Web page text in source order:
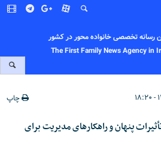
رسانه تخصصی خانواده محور در کشور
The First Family News Agency in
چاپ
پنهان و راهکارهای مدیریت برای